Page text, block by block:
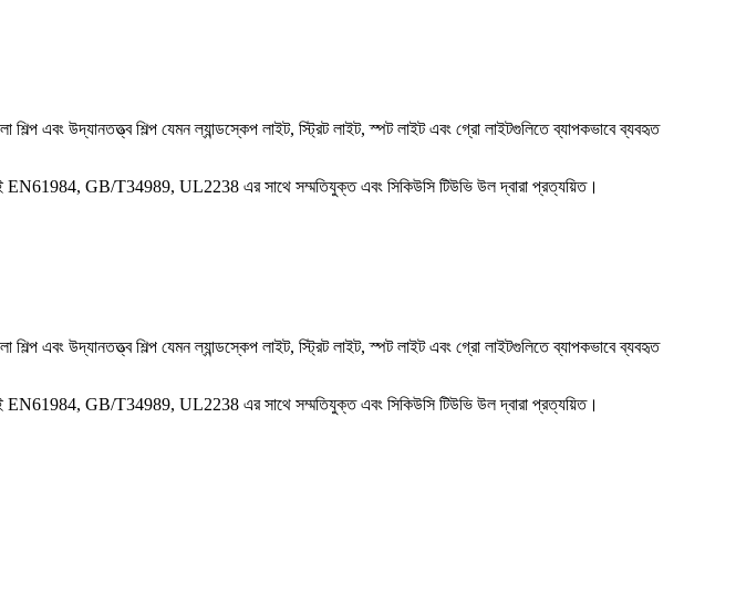
এবং উদ্যানতত্ত্ব শিল্প যেমন ল্যান্ডস্কেপ লাইট, স্ট্রিট লাইট, স্পট লাইট এবং গ্রো লাইটগুলিতে ব্যাপকভাবে ব্যবহৃত
EN61984, GB/T34989, UL2238 এর সাথে সম্মতিযুক্ত এবং সিকিউসি টিউভি উল দ্বারা প্রত্যয়িত।
এবং উদ্যানতত্ত্ব শিল্প যেমন ল্যান্ডস্কেপ লাইট, স্ট্রিট লাইট, স্পট লাইট এবং গ্রো লাইটগুলিতে ব্যাপকভাবে ব্যবহৃত
EN61984, GB/T34989, UL2238 এর সাথে সম্মতিযুক্ত এবং সিকিউসি টিউভি উল দ্বারা প্রত্যয়িত।